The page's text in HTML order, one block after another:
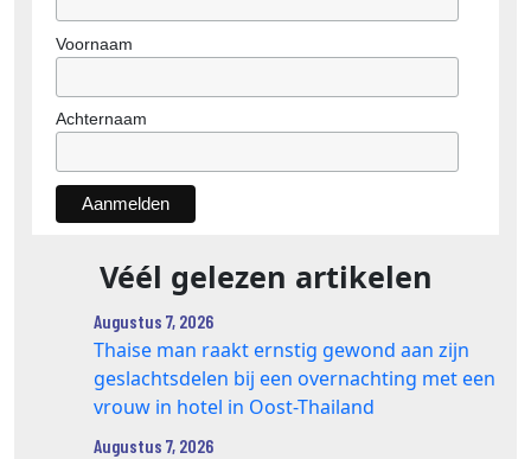
Voornaam
Achternaam
Véél gelezen artikelen
Augustus 7, 2026
Thaise man raakt ernstig gewond aan zijn
geslachtsdelen bij een overnachting met een
vrouw in hotel in Oost-Thailand
Augustus 7, 2026